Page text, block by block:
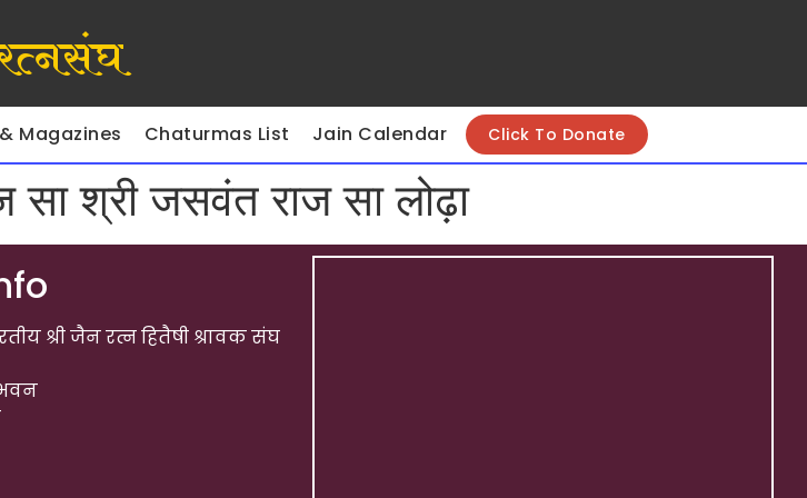
Magazines Chaturmas List Jain Calendar Click To Donate
सा श्री जसवंत राज सा लोढ़ा
श्री जैन रत्न हितैषी श्रावक संघ